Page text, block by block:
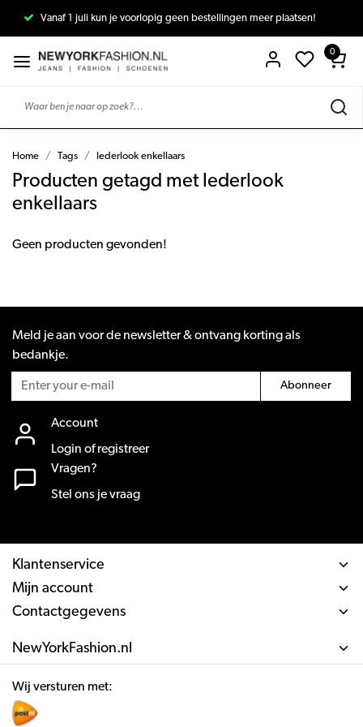
Vanaf 1 juli kun je voorlopig geen bestellingen meer plaatsen!
0
Home Tags lederlook enkellaars
Producten getagd met lederlook
enkellaars
Geen producten gevonden!
Meld je aan voor de newsletter & ontvang korting als
bedankje.
Abonneer
Account
Login of registreer
Vragen?
Stel ons je vraag
Klantenservice
Mijn account
Contactgegevens
NewYorkFashion.nl
Wij versturen met: